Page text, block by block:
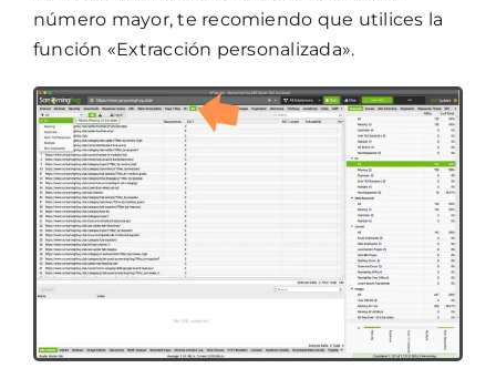
número mayor, te recomiendo que utilices la
función «Extracción personalizada».